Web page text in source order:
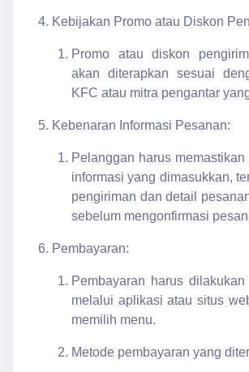
Kebijakan Promo atau Diskon
Promo atau diskon
akan diterapkan sesuai
KFC atau mitra pengantar
Kebenaran Informasi Pesanan:
Pelanggan harus
informasi yang dimasukkan,
pengiriman dan detail
sebelum mengonfirmasi
Pembayaran:
Pembayaran harus
melalui aplikasi atau situs
memilih menu.
Metode pembayaran yang